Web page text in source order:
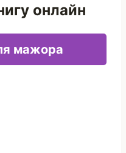
онлайн
мажора